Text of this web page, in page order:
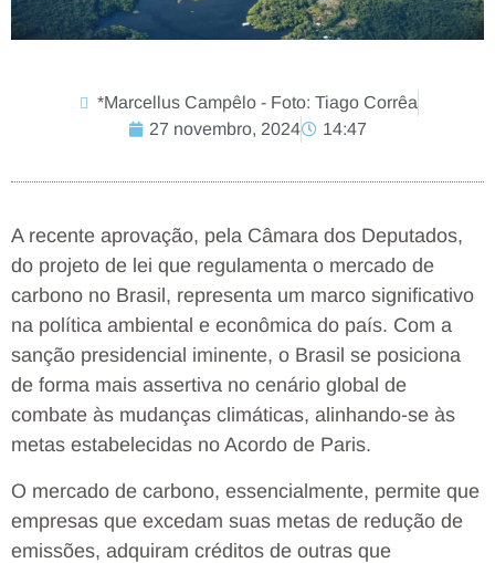
*Marcellus Campêlo - Foto: Tiago Corrêa
27 novembro, 2024
14:47
A recente aprovação, pela Câmara dos Deputados,
do projeto de lei que regulamenta o mercado de
carbono no Brasil, representa um marco significativo
na política ambiental e econômica do país. Com a
sanção presidencial iminente, o Brasil se posiciona
de forma mais assertiva no cenário global de
combate às mudanças climáticas, alinhando-se às
metas estabelecidas no Acordo de Paris.
O mercado de carbono, essencialmente, permite que
empresas que excedam suas metas de redução de
emissões, adquiram créditos de outras que